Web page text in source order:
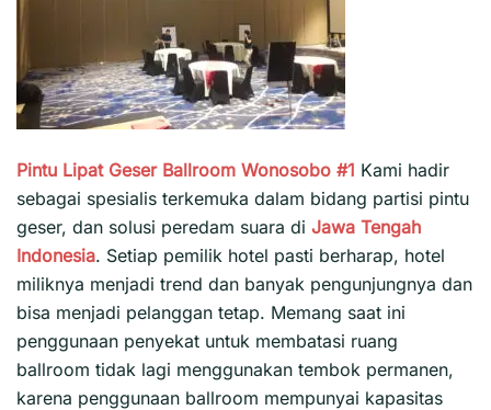
Pintu Lipat Geser Ballroom Wonosobo #1 Kami hadir
sebagai spesialis terkemuka dalam bidang partisi pintu
geser, dan solusi peredam suara di Jawa Tengah
Indonesia. Setiap pemilik hotel pasti berharap, hotel
miliknya menjadi trend dan banyak pengunjungnya dan
bisa menjadi pelanggan tetap. Memang saat ini
penggunaan penyekat untuk membatasi ruang
ballroom tidak lagi menggunakan tembok permanen,
karena penggunaan ballroom mempunyai kapasitas